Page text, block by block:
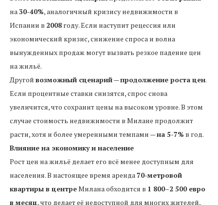
на30-40%, аналогичный кризису недвижимости в
Испании в 2008 году. Если наступит рецессия или
экономический кризис, снижение спроса и волна
вынужденных продаж могут вызвать резкое падение цен
на жильё.
Другой возможный сценарий—продолжение роста цен.
Если процентные ставки снизятся, спрос снова
увеличится, что сохранит цены на высоком уровне. В этом
случае стоимость недвижимости в Милане продолжит
расти, хотя и более умеренными темпами —на 5-7% в год.
Влияние на экономику и население
Рост цен на жильё делает его всё менее доступным для
населения. В настоящее время аренда70-метровой
квартиры в центреМилана обходится в 1 800–2 500 евро
в месяц, что делает её недоступной для многих жителей,